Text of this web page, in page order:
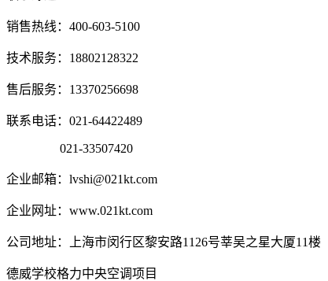
销售热线：400-603-5100
技术服务：18802128322
售后服务：13370256698
联系电话：021-64422489
021-33507420
企业邮箱：lvshi@021kt.com
企业网址：www.021kt.com
公司地址：上海市闵行区黎安路1126号莘吴之星大厦11楼
德威学校格力中央空调项目